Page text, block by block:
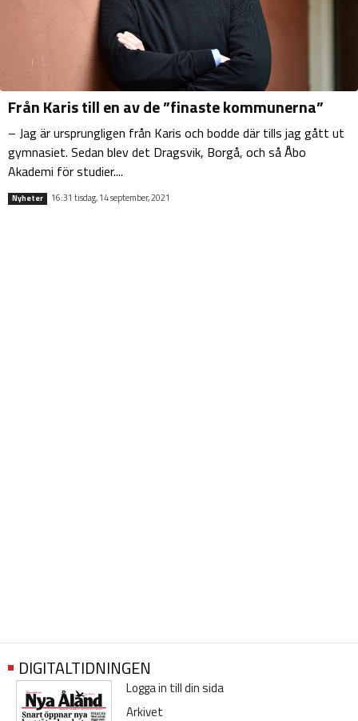
Från Karis till en av de ”finaste kommunerna”
– Jag är ursprungligen från Karis och bodde där tills jag gått ut
gymnasiet. Sedan blev det Dragsvik, Borgå, och så Åbo
Akademi för studier....
Nyheter 16:31 tisdag, 14 september, 2021
DIGITALTIDNINGEN
Logga in till din sida
Arkivet